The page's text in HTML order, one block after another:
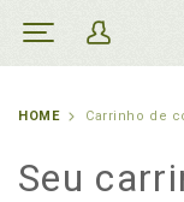
HOME Carrinho de
Seu